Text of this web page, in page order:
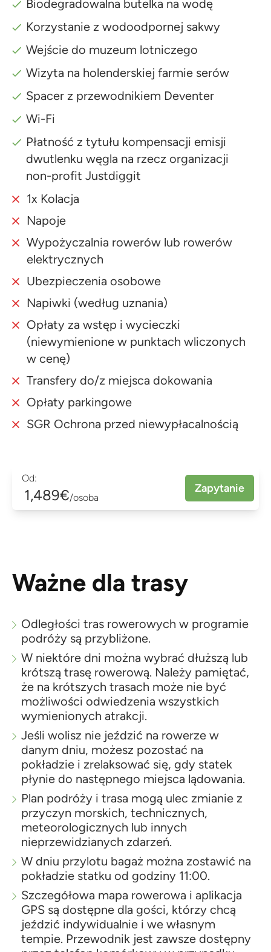
Biodegradowalna butelka na wodę
Korzystanie z wodoodpornej sakwy
Wejście do muzeum lotniczego
Wizyta na holenderskiej farmie serów
Spacer z przewodnikiem Deventer
Wi-Fi
Płatność z tytułu kompensacji emisji
dwutlenku węgla na rzecz organizacji
non-profit Justdiggit
1x Kolacja
Napoje
Wypożyczalnia rowerów lub rowerów
elektrycznych
Ubezpieczenia osobowe
Napiwki (według uznania)
Opłaty za wstęp i wycieczki
(niewymienione w punktach wliczonych
w cenę)
Transfery do/z miejsca dokowania
Opłaty parkingowe
SGR Ochrona przed niewypłacalnością
Od:
1,489€/osoba
Zapytanie
Ważne dla trasy
Odległości tras rowerowych w programie
podróży są przybliżone.
W niektóre dni można wybrać dłuższą lub
krótszą trasę rowerową. Należy pamiętać,
że na krótszych trasach może nie być
możliwości odwiedzenia wszystkich
wymienionych atrakcji.
Jeśli wolisz nie jeździć na rowerze w
danym dniu, możesz pozostać na
pokładzie i zrelaksować się, gdy statek
płynie do następnego miejsca lądowania.
Plan podróży i trasa mogą ulec zmianie z
przyczyn morskich, technicznych,
meteorologicznych lub innych
nieprzewidzianych zdarzeń.
W dniu przylotu bagaż można zostawić na
pokładzie statku od godziny 11:00.
Szczegółowa mapa rowerowa i aplikacja
GPS są dostępne dla gości, którzy chcą
jeździć indywidualnie i we własnym
tempie. Przewodnik jest zawsze dostępny